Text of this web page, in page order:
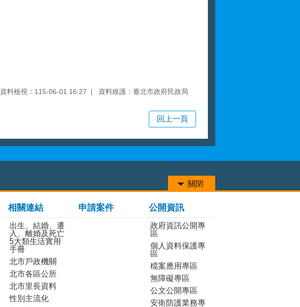
資料檢視：115-06-01 16:27
資料維護：臺北市政府民政局
回上一頁
關閉
相關連結
出生、結婚、遷
入、離婚及死亡
5大類生活實用
手冊
北市戶政機關
北市各區公所
北市里長資料
性別主流化
申請案件 公開資訊
政府資訊公開專
區
個人資料保護專
區
檔案應用專區
無障礙專區
公文公開專區
安衛防護業務專